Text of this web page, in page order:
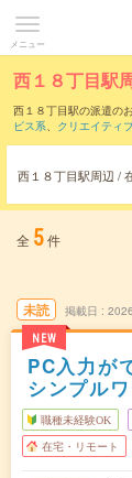
メニュー
西１８丁目駅
西１８丁目駅の派遣の
ビス系、 クリエイティ
西１８丁目駅周辺 /
全 5件
未読
NEW
掲載日
PC入力が
シンプルワ
職種未経験OK
在宅・リモート